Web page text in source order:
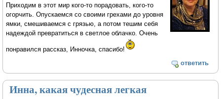
Приходим в этот мир кого-то порадовать, кого-то
огорчить. Опускаемся со своими грехами до уровня
ямки, смешиваемся с грязью, а потом тешим себя
надеждой превратиться в светлое облачко. Очень
понравился рассказ, Инночка, спасибо!
ответить
Инна, какая чудесная легкая